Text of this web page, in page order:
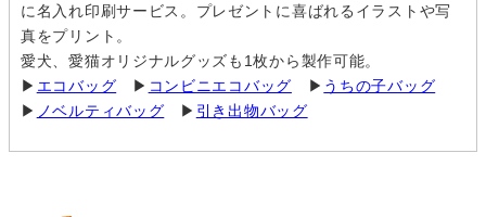
に名入れ印刷サービス。プレゼントに喜ばれるイラストや写
真をプリント。
愛犬、愛猫オリジナルグッズも1枚から製作可能。
▶ エコバッグ ▶ コンビニエコバッグ ▶ うちの子バッグ
▶ ノベルティバッグ ▶ 引き出物バッグ